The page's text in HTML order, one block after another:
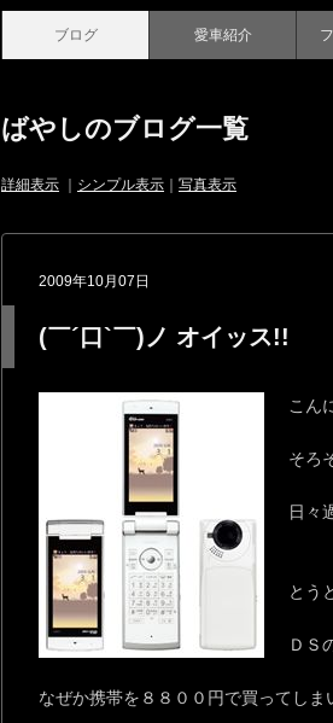
ブログ 愛車紹介
ばやしのブログ一覧
詳細表示 シンプル表示 写真表示
2009年10月07日
(￣´口`￣)ノ オイッス!!
こん
そろ
日々
とう
ＤＳ
なぜか携帯を８８００円で買ってしま